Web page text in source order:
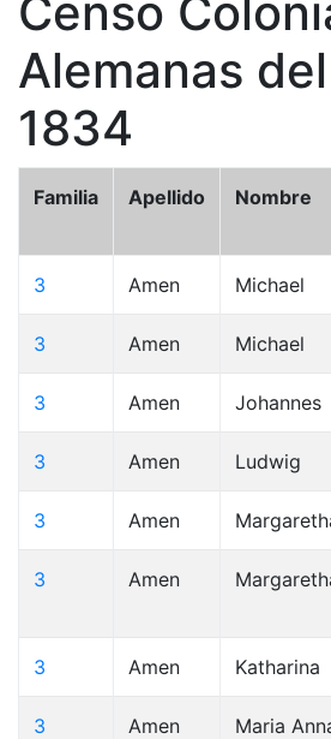
Censo
Alemanas
1834
Familia Apellido Nombre
3 Amen Michael
3 Amen Michael
3 Amen Johannes
3 Amen Ludwig
3 Amen
3 Amen
3 Amen Katharina
3 Amen Maria